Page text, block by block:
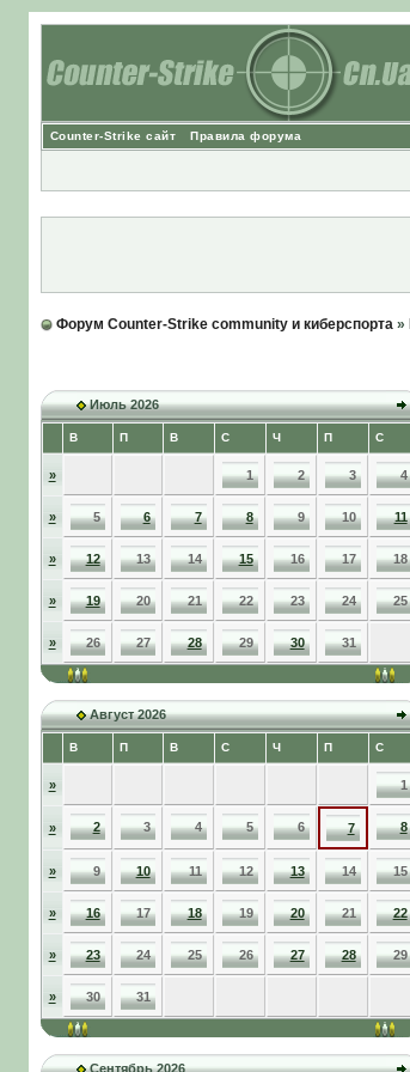
Counter-Strike сайт Правила форума
Форум Counter-Strike community и киберспорта»
Июль 2026
В П В С Ч П С
» 1 2 3 4
» 5 6 7 8 9 10 11
» 12 13 14 15 16 17 18
» 19 20 21 22 23 24 25
» 26 27 28 29 30 31
Август 2026
В П В С Ч П С
» 1
» 2 3 4 5 6 7 8
» 9 10 11 12 13 14 15
» 16 17 18 19 20 21 22
» 23 24 25 26 27 28 29
» 30 31
Сентябрь 2026